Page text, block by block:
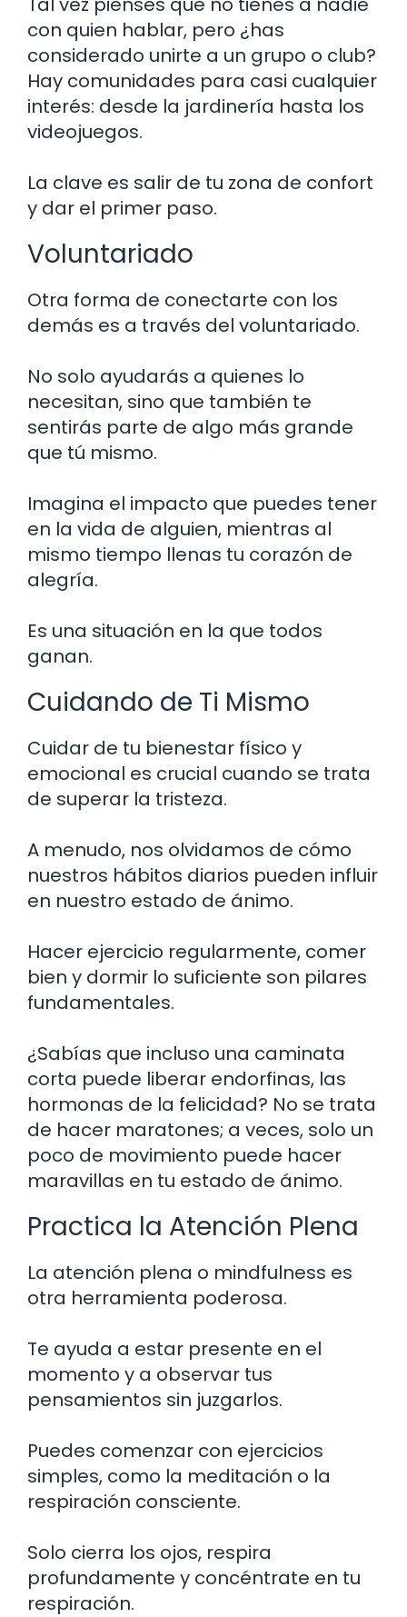
con quien hablar, pero ¿has
considerado unirte a un grupo o club?
Hay comunidades para casi cualquier
interés: desde la jardinería hasta los
videojuegos.
La clave es salir de tu zona de confort
y dar el primer paso.
Voluntariado
Otra forma de conectarte con los
demás es a través del voluntariado.
No solo ayudarás a quienes lo
necesitan, sino que también te
sentirás parte de algo más grande
que tú mismo.
Imagina el impacto que puedes tener
en la vida de alguien, mientras al
mismo tiempo llenas tu corazón de
alegría.
Es una situación en la que todos
ganan.
Cuidando de Ti Mismo
Cuidar de tu bienestar físico y
emocional es crucial cuando se trata
de superar la tristeza.
A menudo, nos olvidamos de cómo
nuestros hábitos diarios pueden influir
en nuestro estado de ánimo.
Hacer ejercicio regularmente, comer
bien y dormir lo suficiente son pilares
fundamentales.
¿Sabías que incluso una caminata
corta puede liberar endorfinas, las
hormonas de la felicidad? No se trata
de hacer maratones; a veces, solo un
poco de movimiento puede hacer
maravillas en tu estado de ánimo.
Practica la Atención Plena
La atención plena o mindfulness es
otra herramienta poderosa.
Te ayuda a estar presente en el
momento y a observar tus
pensamientos sin juzgarlos.
Puedes comenzar con ejercicios
simples, como la meditación o la
respiración consciente.
Solo cierra los ojos, respira
profundamente y concéntrate en tu
respiración.